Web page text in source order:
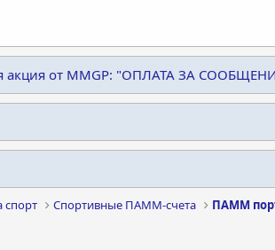
акция от MMGP: "ОПЛАТА ЗА
спорт Спортивные ПАММ-счета ПАММ